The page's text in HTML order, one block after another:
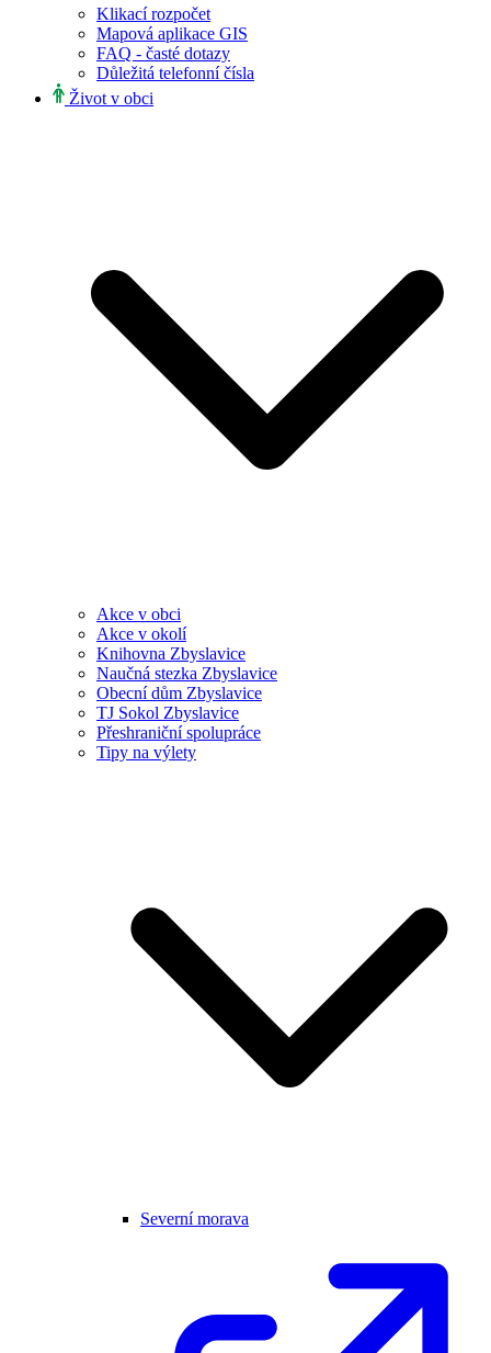
Klikací rozpočet
Mapová aplikace GIS
FAQ - časté dotazy
Důležitá telefonní čísla
Život v obci
Akce v obci
Akce v okolí
Knihovna Zbyslavice
Naučná stezka Zbyslavice
Obecní dům Zbyslavice
TJ Sokol Zbyslavice
Přeshraniční spolupráce
Tipy na výlety
Severní morava